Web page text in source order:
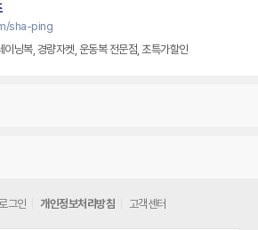
sha-ping
닝복, 경량자켓, 운동복 전문점, 초특가할인
그인 개인정보처리방침 고객센터